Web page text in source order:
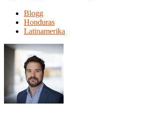
Blogg
Honduras
Latinamerika